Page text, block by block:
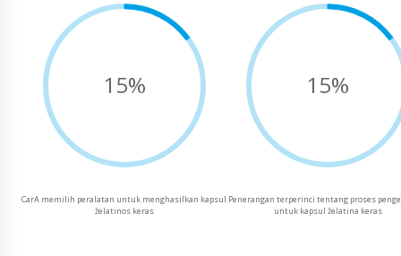
15%
CarA memilih peralatan untuk menghasilkan kapsul
želatinos keras
15%
Penerangan terperinci tentang proses
untuk kapsul želatina keras